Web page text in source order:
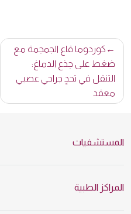
تصفّح
المقالات
كوردوما قاع الجمجمة مع
ضغط على جذع الدماغ:
التنقل في تحدٍ جراحي عصبي
معقد
المستشفيات
المراكز الطبية